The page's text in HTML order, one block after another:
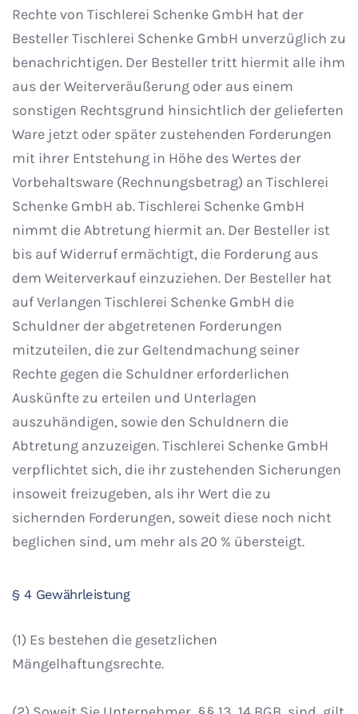
Rechte von Tischlerei Schenke GmbH hat der
Besteller Tischlerei Schenke GmbH unverzüglich zu
benachrichtigen. Der Besteller tritt hiermit alle ihm
aus der Weiterveräußerung oder aus einem
sonstigen Rechtsgrund hinsichtlich der gelieferten
Ware jetzt oder später zustehenden Forderungen
mit ihrer Entstehung in Höhe des Wertes der
Vorbehaltsware (Rechnungsbetrag) an Tischlerei
Schenke GmbH ab. Tischlerei Schenke GmbH
nimmt die Abtretung hiermit an. Der Besteller ist
bis auf Widerruf ermächtigt, die Forderung aus
dem Weiterverkauf einzuziehen. Der Besteller hat
auf Verlangen Tischlerei Schenke GmbH die
Schuldner der abgetretenen Forderungen
mitzuteilen, die zur Geltendmachung seiner
Rechte gegen die Schuldner erforderlichen
Auskünfte zu erteilen und Unterlagen
auszuhändigen, sowie den Schuldnern die
Abtretung anzuzeigen. Tischlerei Schenke GmbH
verpflichtet sich, die ihr zustehenden Sicherungen
insoweit freizugeben, als ihr Wert die zu
sichernden Forderungen, soweit diese noch nicht
beglichen sind, um mehr als 20 % übersteigt.
§ 4 Gewährleistung
(1) Es bestehen die gesetzlichen
Mängelhaftungsrechte.